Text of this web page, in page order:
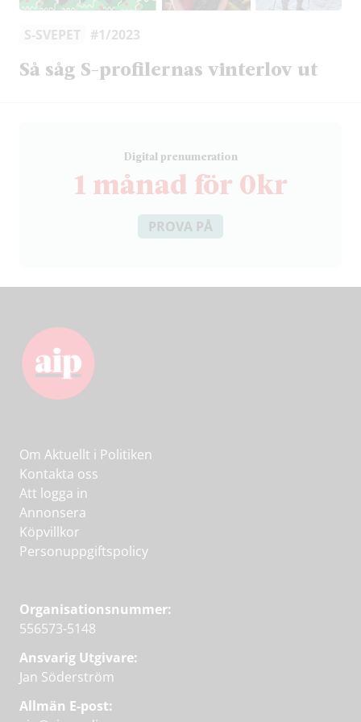
S-SVEPET #1/2023
Så såg S-profilernas vinterlov ut
Digital prenumeration
1 månad för 0kr
PROVA PÅ
Om Aktuellt i Politiken
Kontakta oss
Att logga in
Annonsera
Köpvillkor
Personuppgiftspolicy
Organisationsnummer:
556573-5148
Ansvarig Utgivare:
Jan Söderström
Allmän E-post: